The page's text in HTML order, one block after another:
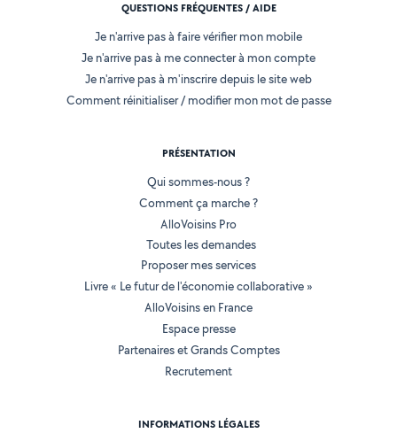
QUESTIONS FRÉQUENTES / AIDE
Je n'arrive pas à faire vérifier mon mobile
Je n'arrive pas à me connecter à mon compte
Je n'arrive pas à m'inscrire depuis le site web
Comment réinitialiser / modifier mon mot de passe
PRÉSENTATION
Qui sommes-nous ?
Comment ça marche ?
AlloVoisins Pro
Toutes les demandes
Proposer mes services
Livre « Le futur de l'économie collaborative »
AlloVoisins en France
Espace presse
Partenaires et Grands Comptes
Recrutement
INFORMATIONS LÉGALES